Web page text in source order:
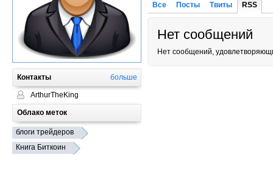
Контакты больше
ArthurTheKing
Облако меток
блоги трейдеров
Книга Биткоин
Все Посты Твиты RSS
Нет сообщений
Нет сообщений,